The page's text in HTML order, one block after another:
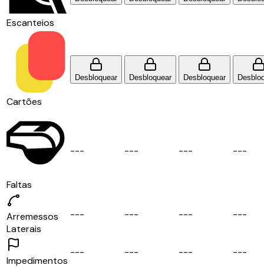
Escanteios
Cartões
Desbloquear Desbloquear Desbloquear
Faltas
--- --- --- ---
Arremessos
Laterais
--- --- --- ---
Impedimentos
--- --- --- ---